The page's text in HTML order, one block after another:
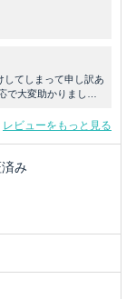
してしまって申し訳あ
で大変助かりまし
レビューをもっと見る
み